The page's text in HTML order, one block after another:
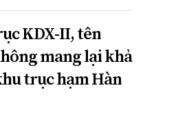
nghệ
KDX-II, tên
mang lại khả
trục hạm Hàn